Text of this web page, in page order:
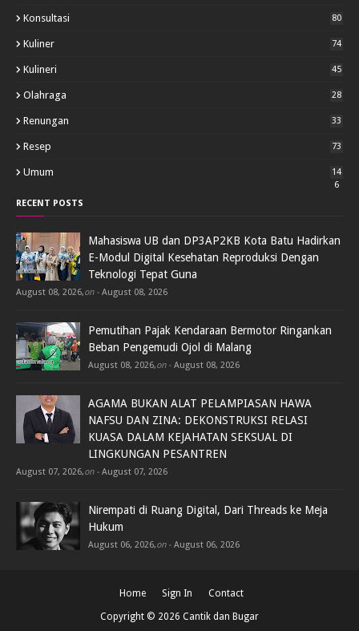
Konsultasi 80
Kuliner 74
Kulineri 45
Olahraga 28
Renungan 33
Resep 73
Umum
14
6
RECENT POSTS
Mahasiswa UB dan DP3AP2KB Kota Batu Hadirkan
E-Modul Digital Kesehatan Reproduksi Dengan
Teknologi Tepat Guna
August 08, 2026,on - August 08, 2026
Pemutihan Pajak Kendaraan Bermotor Ringankan
Beban Pengemudi Ojol di Malang
August 08, 2026,on - August 08, 2026
AGAMA BUKAN ALAT PELAMPIASAN HAWA
NAFSU DAN ZINA: DEKONSTRUKSI RELASI
KUASA DALAM KEJAHATAN SEKSUAL DI
LINGKUNGAN PESANTREN
August 07, 2026,on - August 07, 2026
Nirempati di Ruang Digital, Dari Threads ke Meja
Hukum
August 06, 2026,on - August 06, 2026
Home Sign In Contact
Copyright © 2026 Cantik dan Bugar